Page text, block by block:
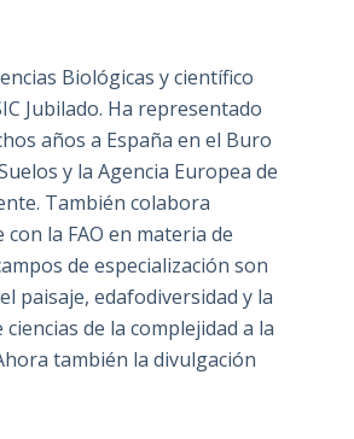
Biológicas y científico
Jubilado. Ha representado
años a España en el Buro
y la Agencia Europea de
También colabora
la FAO en materia de
de especialización son
paisaje, edafodiversidad y la
ciencias de la complejidad a la
también la divulgación